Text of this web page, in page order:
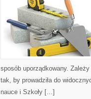
sposób uporządkowany.
tak, by prowadziła do
nauce i Szkoły […]